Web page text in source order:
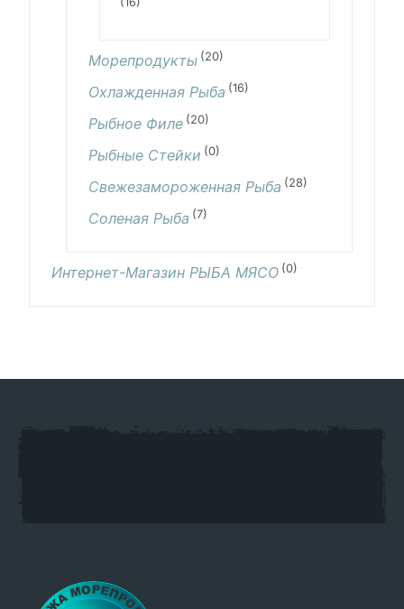
Морепродукты (20)
Охлажденная Рыба (16)
Рыбное Филе (20)
Рыбные Стейки (0)
Свежезамороженная Рыба (28)
Соленая Рыба (7)
Интернет-Магазин РЫБА МЯСО (0)